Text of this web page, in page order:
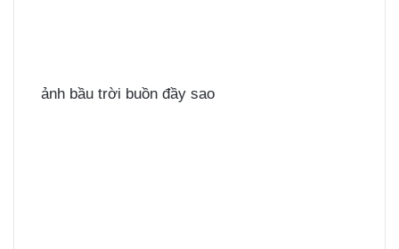
ảnh bầu trời buồn đầy sao